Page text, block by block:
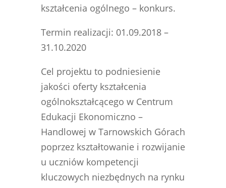
kształcenia ogólnego – konkurs.
Termin realizacji: 01.09.2018 –
31.10.2020
Cel projektu to podniesienie
jakości oferty kształcenia
ogólnokształcącego w Centrum
Edukacji Ekonomiczno –
Handlowej w Tarnowskich Górach
poprzez kształtowanie i rozwijanie
u uczniów kompetencji
kluczowych niezbędnych na rynku